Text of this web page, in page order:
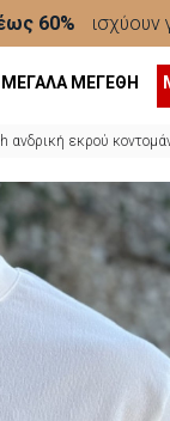
60% ισχύουν
ΜΕΓΑΛΑ ΜΕΓΕΘΗ
ανδρική εκρού